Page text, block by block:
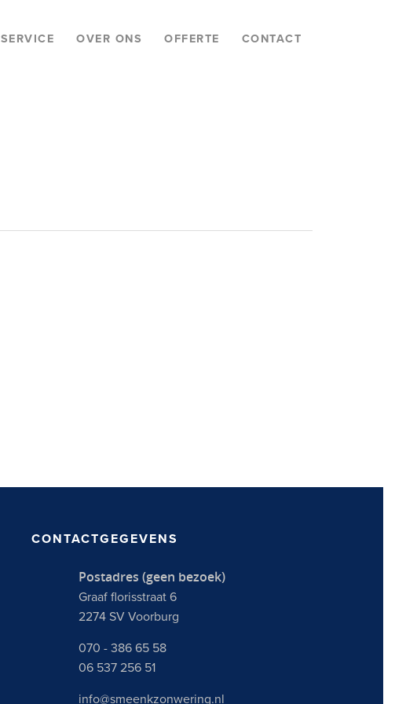
SERVICE OVER ONS OFFERTE CONTACT
CONTACTGEGEVENS
Postadres (geen bezoek)
Graaf florisstraat 6
2274 SV Voorburg
070 - 386 65 58
06 537 256 51
info@smeenkzonwering.nl